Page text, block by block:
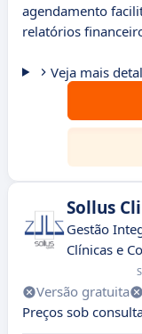
agendamento
relatórios
Veja mais
Sollus
Gestão
Clínicas e
Versão gratuita
Preços sob